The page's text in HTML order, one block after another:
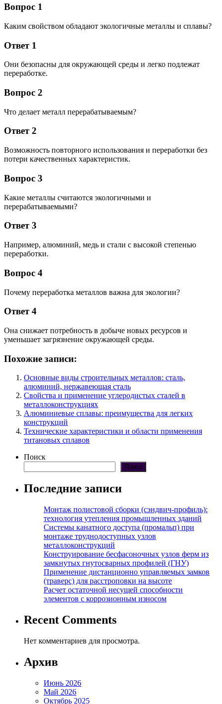
Вопрос 1
Каким свойством обладают экологичные металлы и сплавы?
Ответ 1
Они безопасны для окружающей среды и легко подлежат
переработке.
Вопрос 2
Что делает металл перерабатываемым?
Ответ 2
Возможность повторного использования и переработки без
потери качественных характеристик.
Вопрос 3
Какие металлы считаются экологичными и
перерабатываемыми?
Ответ 3
Например, алюминий, медь и стали с высокой степенью
переработки.
Вопрос 4
Почему переработка металлов важна для экологии?
Ответ 4
Она снижает потребность в добыче новых ресурсов и
уменьшает загрязнение окружающей среды.
Похожие записи:
Основные виды строительных металлов: сталь,
алюминий, нержавеющая сталь
Свойства и применение углеродистых сталей в
металлоконструкциях
Алюминиевые сплавы: преимущества для легких
конструкций
Технические характеристики и области применения
титановых сплавов
Поиск
Поиск
Последние записи
Монтаж полистовой сборки (сэндвич-профиль):
технология утепления промышленных зданий
Системы канатного доступа (промальп) при
монтаже труднодоступных узлов
металлоконструкций
Конструирование бесфасоночных узлов ферм из
замкнутых гнутосварных профилей (ГНУ)
Применение дистанционно управляемых замков
(траверс) для расстроповки на высоте
Расчет остаточной несущей способности
элементов с коррозионным износом
Recent Comments
Нет комментариев для просмотра.
Архив
Июнь 2026
Май 2026
Октябрь 2025